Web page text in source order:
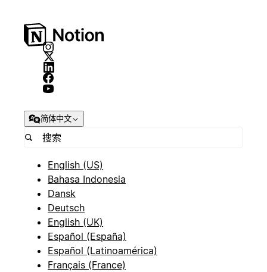
简体中文
English (US)
Bahasa Indonesia
Dansk
Deutsch
English (UK)
Español (España)
Español (Latinoamérica)
Français (France)